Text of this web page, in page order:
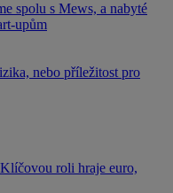
spolu s Mews, a nabyté
upům
nebo příležitost pro
roli hraje euro,